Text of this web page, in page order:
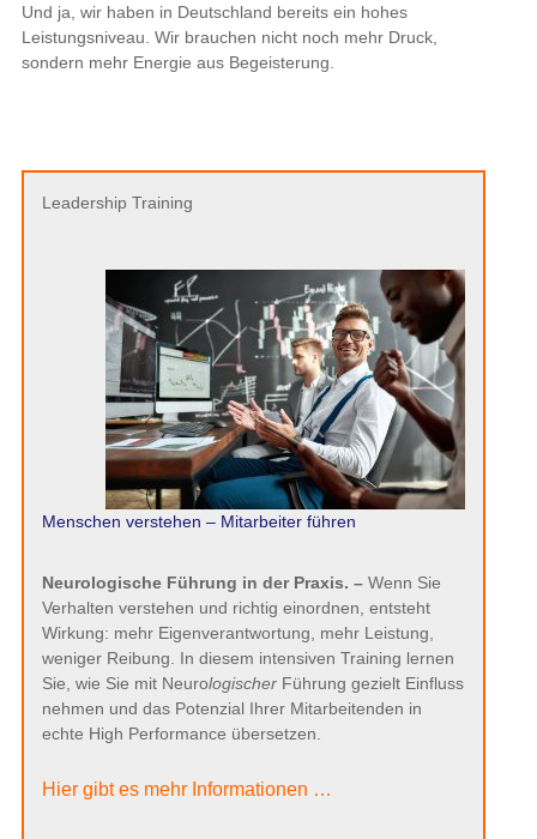
Und ja, wir haben in Deutschland bereits ein hohes
Leistungsniveau. Wir brauchen nicht noch mehr Druck,
sondern mehr Energie aus Begeisterung.
Leadership Training
Menschen verstehen – Mitarbeiter führen
Neurologische Führung in der Praxis. – Wenn Sie
Verhalten verstehen und richtig einordnen, entsteht
Wirkung: mehr Eigenverantwortung, mehr Leistung,
weniger Reibung. In diesem intensiven Training lernen
Sie, wie Sie mit NeurologischerFührung gezielt Einfluss
nehmen und das Potenzial Ihrer Mitarbeitenden in
echte High Performance übersetzen.
Hier gibt es mehr Informationen …